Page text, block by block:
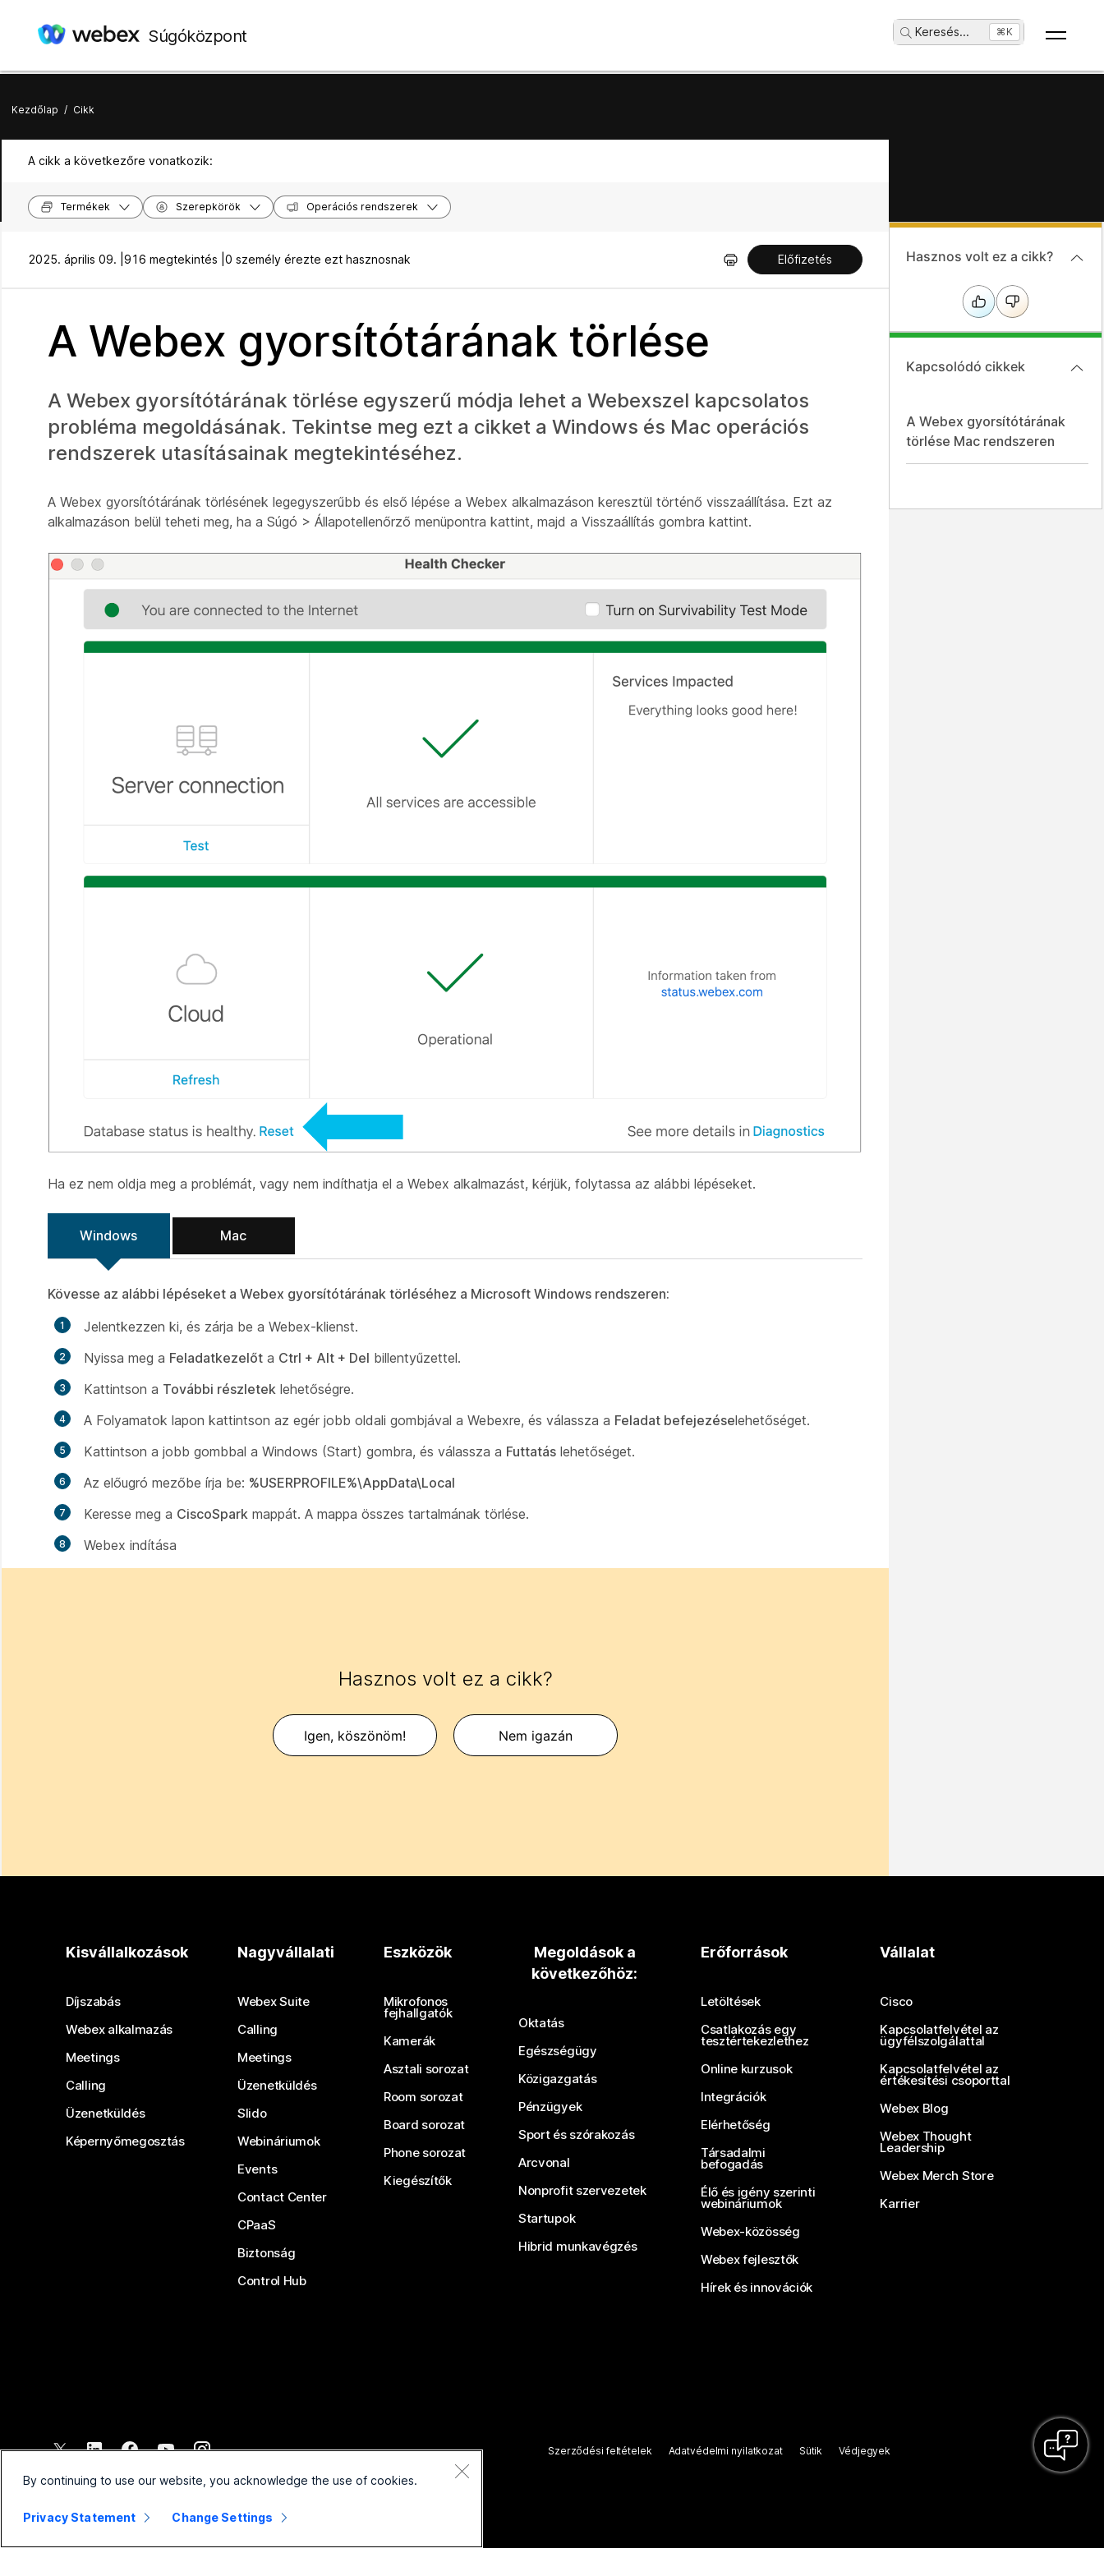
Súgóközpont Keresés... ⌘K
Kezdőlap / Cikk
A cikk a következőre vonatkozik:
Termékek Szerepkörök Operációs rendszerek
2025. április 09. | 916 megtekintés | 0 személy érezte ezt hasznosnak Előfizetés
A Webex gyorsítótárának törlése
A Webex gyorsítótárának törlése egyszerű módja lehet a Webexszel kapcsolatos
probléma megoldásának. Tekintse meg ezt a cikket a Windows és Mac operációs
rendszerek utasításainak megtekintéséhez.
A Webex gyorsítótárának törlésének legegyszerűbb és első lépése a Webex alkalmazáson keresztül történő visszaállítása. Ezt az
alkalmazáson belül teheti meg, ha a Súgó > Állapotellenőrző menüpontra kattint, majd a Visszaállítás gombra kattint.
Ha ez nem oldja meg a problémát, vagy nem indíthatja el a Webex alkalmazást, kérjük, folytassa az alábbi lépéseket.
Windows Mac
Kövesse az alábbi lépéseket a Webex gyorsítótárának törléséhez a Microsoft Windows rendszeren:
Jelentkezzen ki, és zárja be a Webex-klienst.
Nyissa meg a Feladatkezelőt a Ctrl + Alt + Del billentyűzettel.
Kattintson a További részletek lehetőségre.
A Folyamatok lapon kattintson az egér jobb oldali gombjával a Webexre, és válassza a Feladat befejezéselehetőséget.
Kattintson a jobb gombbal a Windows (Start) gombra, és válassza a Futtatás lehetőséget.
Az előugró mezőbe írja be: %USERPROFILE%\AppData\Local
Keresse meg a CiscoSpark mappát. A mappa összes tartalmának törlése.
Webex indítása
Hasznos volt ez a cikk?
Igen, köszönöm! Nem igazán
Hasznos volt ez a cikk?
Kapcsolódó cikkek
A Webex gyorsítótárának
törlése Mac rendszeren
Kisvállalkozások
Díjszabás
Webex alkalmazás
Meetings
Calling
Üzenetküldés
Képernyőmegosztás
Nagyvállalati
Webex Suite
Calling
Meetings
Üzenetküldés
Slido
Webináriumok
Events
Contact Center
CPaaS
Biztonság
Control Hub
Eszközök
Mikrofonos
fejhallgatók
Kamerák
Asztali sorozat
Room sorozat
Board sorozat
Phone sorozat
Kiegészítők
Megoldások a
következőhöz:
Oktatás
Egészségügy
Közigazgatás
Pénzügyek
Sport és szórakozás
Arcvonal
Nonprofit szervezetek
Startupok
Hibrid munkavégzés
Erőforrások
Letöltések
Csatlakozás egy
tesztértekezlethez
Online kurzusok
Integrációk
Elérhetőség
Társadalmi
befogadás
Élő és igény szerinti
webináriumok
Webex-közösség
Webex fejlesztők
Hírek és innovációk
Vállalat
Cisco
Kapcsolatfelvétel az
ügyfélszolgálattal
Kapcsolatfelvétel az
értékesítési csoporttal
Webex Blog
Webex Thought
Leadership
Webex Merch Store
Karrier
2026 Cisco és/vagy társvállalatai. Minden jog fenntartva.
Szerződési feltételek Adatvédelmi nyilatkozat Sütik Védjegyek
By continuing to use our website, you acknowledge the use of cookies.
Privacy Statement Change Settings